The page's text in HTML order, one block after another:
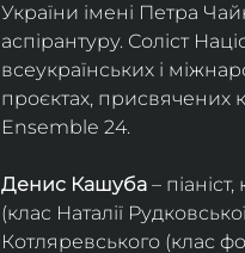
України імені Петра
аспірантуру. Соліст
всеукраїнських і
проєктах, присвячених
Ensemble 24.
Денис Кашуба –
(клас Наталії
Котляревського (клас